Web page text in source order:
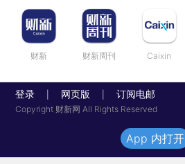
财新 财新周刊 Caixin
登录 网页版 订阅电邮
Copyright 财新网 All Rights Reserved
App 内打开